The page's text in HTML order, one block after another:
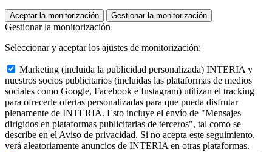
Aceptar la monitorización Gestionar la monitorización
Gestionar la monitorización
Seleccionar y aceptar los ajustes de monitorización:
Marketing (incluida la publicidad personalizada) INTERIA y
nuestros socios publicitarios (incluidas las plataformas de medios
sociales como Google, Facebook e Instagram) utilizan el tracking
para ofrecerle ofertas personalizadas para que pueda disfrutar
plenamente de INTERIA. Esto incluye el envío de "Mensajes
dirigidos en plataformas publicitarias de terceros", tal como se
describe en el Aviso de privacidad. Si no acepta este seguimiento,
verá aleatoriamente anuncios de INTERIA en otras plataformas.